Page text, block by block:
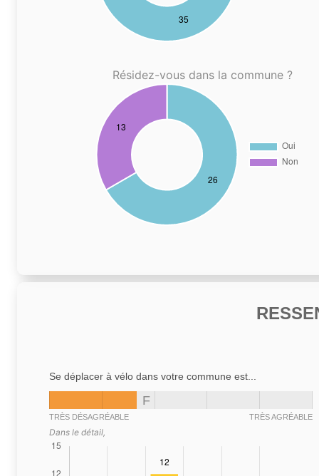
Résidez-vous dans la commune ?
Se déplacer à vélo dans votre commune est...
F
TRÈS DÉSAGRÉABLE TRÈS AGRÉABLE
Dans le détail,